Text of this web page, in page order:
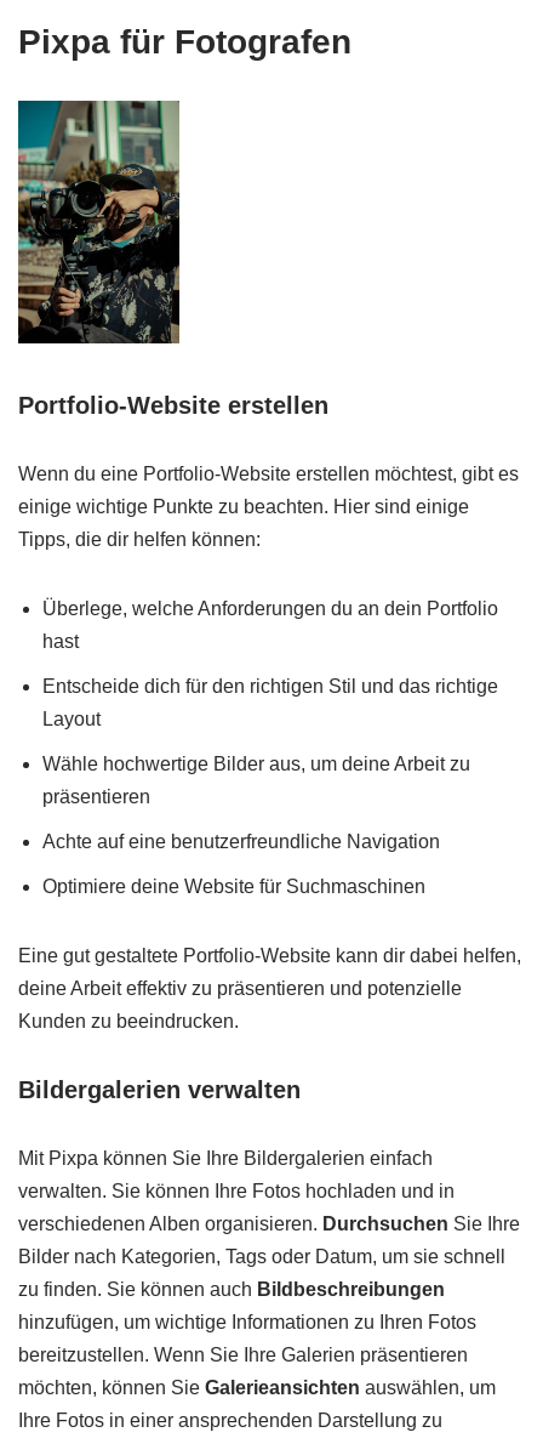
Pixpa für Fotografen
Portfolio-Website erstellen
Wenn du eine Portfolio-Website erstellen möchtest, gibt es
einige wichtige Punkte zu beachten. Hier sind einige
Tipps, die dir helfen können:
Überlege, welche Anforderungen du an dein Portfolio
hast
Entscheide dich für den richtigen Stil und das richtige
Layout
Wähle hochwertige Bilder aus, um deine Arbeit zu
präsentieren
Achte auf eine benutzerfreundliche Navigation
Optimiere deine Website für Suchmaschinen
Eine gut gestaltete Portfolio-Website kann dir dabei helfen,
deine Arbeit effektiv zu präsentieren und potenzielle
Kunden zu beeindrucken.
Bildergalerien verwalten
Mit Pixpa können Sie Ihre Bildergalerien einfach
verwalten. Sie können Ihre Fotos hochladen und in
verschiedenen Alben organisieren. Durchsuchen Sie Ihre
Bilder nach Kategorien, Tags oder Datum, um sie schnell
zu finden. Sie können auch Bildbeschreibungen
hinzufügen, um wichtige Informationen zu Ihren Fotos
bereitzustellen. Wenn Sie Ihre Galerien präsentieren
möchten, können Sie Galerieansichten auswählen, um
Ihre Fotos in einer ansprechenden Darstellung zu